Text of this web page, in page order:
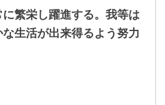
に繁栄し躍進する。我等は
生活が出来得るよう努力